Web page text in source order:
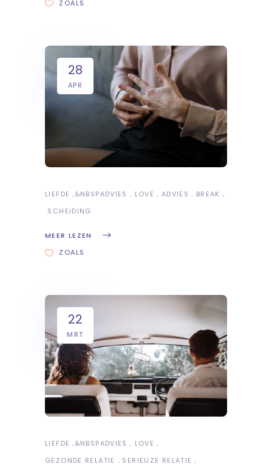
ZOALS
28
APR
LIEFDE &NBSPADVIES LOVE ADVIES
BREAK
SCHEIDING
MEER LEZEN
ZOALS
22
MRT
LIEFDE &NBSPADVIES
LOVE
GEZONDE RELATIE
SERIEUZE RELATIE